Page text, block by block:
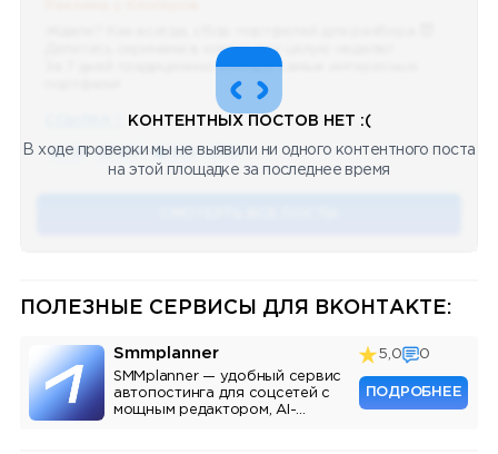
Делитесь скринами в комментах целую неделю!
За 7 дней традиционно выберу самые интересные
🔥 75 👍🏻 487 ❤️ 875 🥴 19 12.4k 12:45
КОНТЕНТНЫХ ПОСТОВ НЕТ :(
В ходе проверки мы не выявили ни одного контентного поста
на этой площадке за последнее время
ПОЛЕЗНЫЕ СЕРВИСЫ ДЛЯ ВКОНТАКТЕ:
Smmplanner
SMMplanner — удобный сервис
автопостинга для соцсетей с
мощным редактором, AI-
5,0 0
ПОДРОБНЕЕ